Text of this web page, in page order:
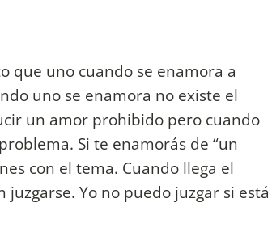
que uno cuando se enamora a
uno se enamora no existe el
un amor prohibido pero cuando
Si te enamorás de “un
con el tema. Cuando llega el
Yo no puedo juzgar si está